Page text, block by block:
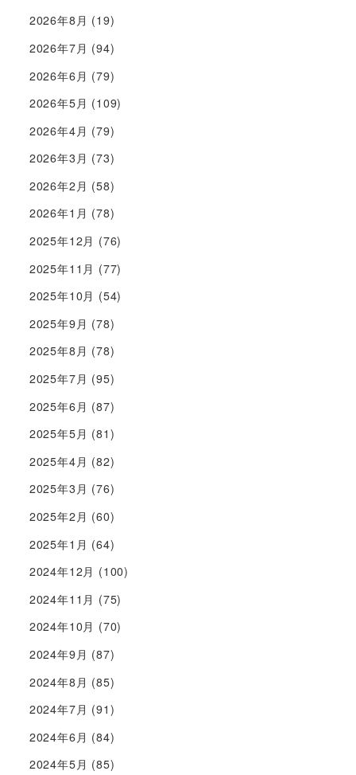
2026年8月 (19)
2026年7月 (94)
2026年6月 (79)
2026年5月 (109)
2026年4月 (79)
2026年3月 (73)
2026年2月 (58)
2026年1月 (78)
2025年12月 (76)
2025年11月 (77)
2025年10月 (54)
2025年9月 (78)
2025年8月 (78)
2025年7月 (95)
2025年6月 (87)
2025年5月 (81)
2025年4月 (82)
2025年3月 (76)
2025年2月 (60)
2025年1月 (64)
2024年12月 (100)
2024年11月 (75)
2024年10月 (70)
2024年9月 (87)
2024年8月 (85)
2024年7月 (91)
2024年6月 (84)
2024年5月 (85)